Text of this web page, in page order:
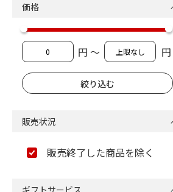
価格
円 ～ 円
販売状況
販売終了した商品を除く
ギフトサービス